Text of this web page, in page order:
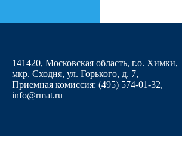
141420, Московская область, г.о. Химки,
мкр. Сходня, ул. Горького, д. 7,
Приемная комиссия: (495) 574-01-32,
info@rmat.ru